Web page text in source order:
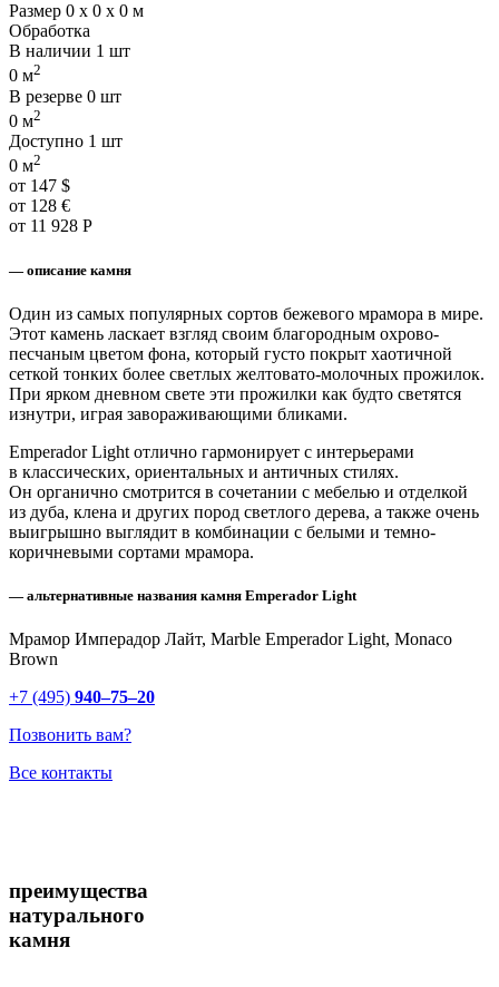
Размер 0 x 0 x 0 м
Обработка
В наличии 1 шт
0 м2
В резерве 0 шт
0 м2
Доступно 1 шт
0 м2
от 147 $
от 128 €
от 11 928 Р
— описание камня
Один из самых популярных сортов бежевого мрамора в мире.
Этот камень ласкает взгляд своим благородным охрово-
песчаным цветом фона, который густо покрыт хаотичной
сеткой тонких более светлых желтовато-молочных прожилок.
При ярком дневном свете эти прожилки как будто светятся
изнутри, играя завораживающими бликами.
Emperador Light отлично гармонирует с интерьерами
в классических, ориентальных и античных стилях.
Он органично смотрится в сочетании с мебелью и отделкой
из дуба, клена и других пород светлого дерева, а также очень
выигрышно выглядит в комбинации с белыми и темно-
коричневыми сортами мрамора.
— альтернативные названия камня Emperador Light
Мрамор Имперадор Лайт, Marble Emperador Light, Monaco
Brown
+7 (495) 940–75–20
Позвонить вам?
Все контакты
преимущества
натурального
камня